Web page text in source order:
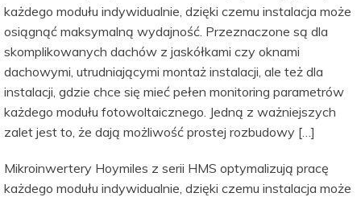
każdego modułu indywidualnie, dzięki czemu instalacja może
osiągnąć maksymalną wydajność. Przeznaczone są dla
skomplikowanych dachów z jaskółkami czy oknami
dachowymi, utrudniającymi montaż instalacji, ale też dla
instalacji, gdzie chce się mieć pełen monitoring parametrów
każdego modułu fotowoltaicznego. Jedną z ważniejszych
zalet jest to, że dają możliwość prostej rozbudowy […]
Mikroinwertery Hoymiles z serii HMS optymalizują pracę
każdego modułu indywidualnie, dzięki czemu instalacja może